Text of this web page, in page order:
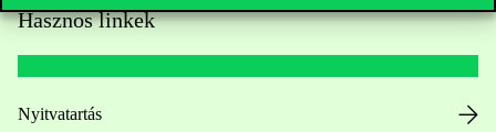
Hasznos linkek
Nyitvatartás